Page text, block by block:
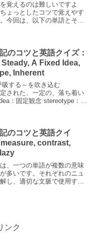
覚えるのは難しいですよ
ょっとしたコツで覚えやす
今回は、以下の単語とその
のコツと英語クイズ：
Steady, A Fixed Idea,
Inherent
吸する～を吹き込む
された、一定の、落ち着い
：固定観念 stereotype：固
のコツと英語クイ
contrast,
、一つの単語が複数の意味
多いです。それぞれのニュ
し、適切な文脈で使用する
ンク